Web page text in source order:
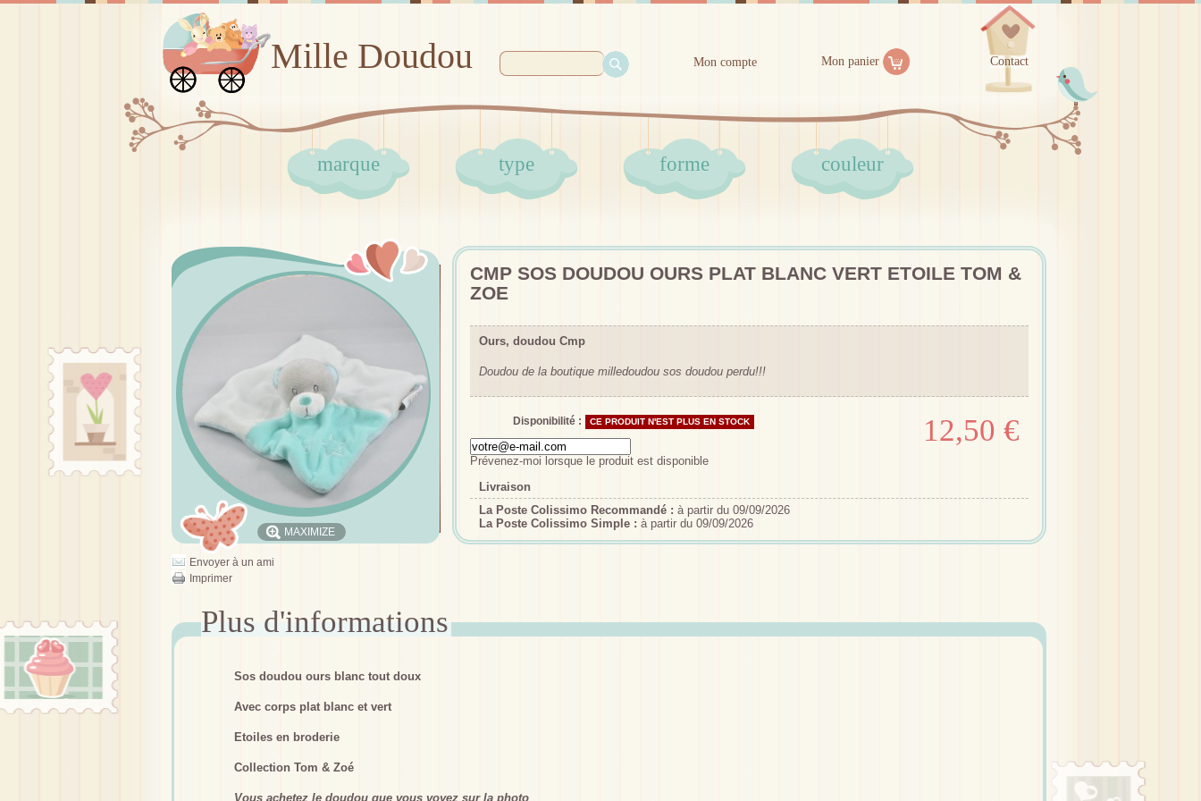
Mille Doudou Mon compte Mon panier Contact
marque type forme couleur
MAXIMIZE
Envoyer à un ami
Imprimer
CMP SOS DOUDOU OURS PLAT BLANC VERT ETOILE TOM &
ZOE
Ours, doudou Cmp
Doudou de la boutique milledoudou sos doudou perdu!!!
Disponibilité : CE PRODUIT N'EST PLUS EN STOCK
Prévenez-moi lorsque le produit est disponible
12,50 €
Livraison
La Poste Colissimo Recommandé : à partir du 09/09/2026
La Poste Colissimo Simple : à partir du 09/09/2026
Sos doudou ours blanc tout doux
Avec corps plat blanc et vert
Etoiles en broderie
Collection Tom & Zoé
Vous achetez le doudou que vous voyez sur la photo